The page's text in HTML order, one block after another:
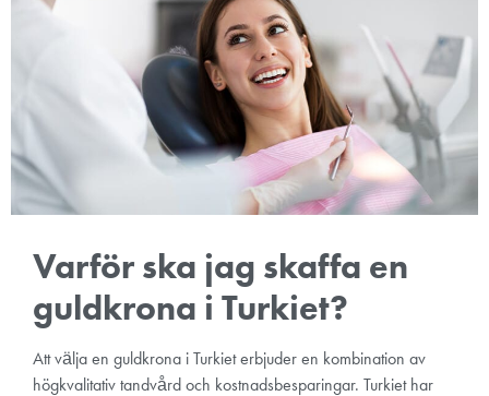
Varför ska jag skaffa en
guldkrona i Turkiet?
Att välja en guldkrona i Turkiet erbjuder en kombination av
högkvalitativ tandvård och kostnadsbesparingar. Turkiet har